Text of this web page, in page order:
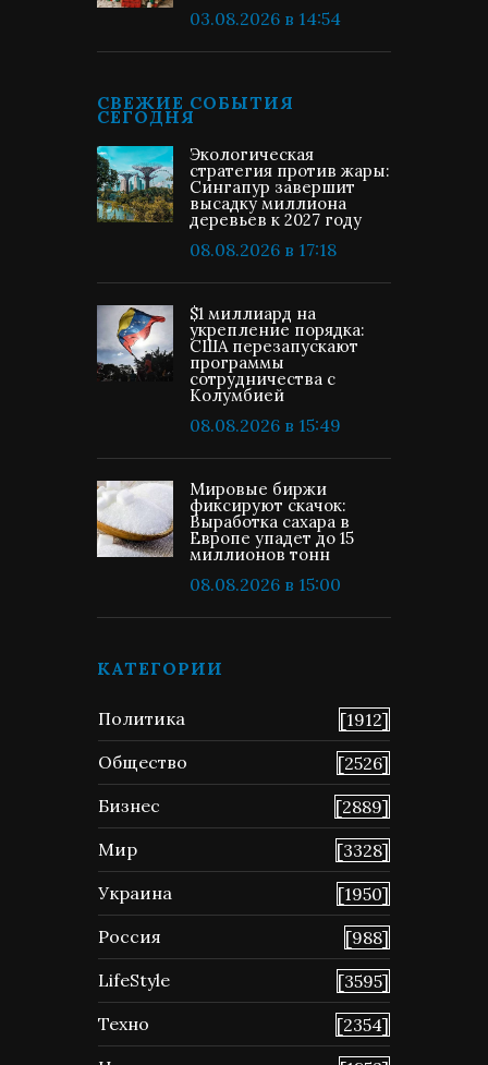
03.08.2026 в 14:54
СВЕЖИЕ СОБЫТИЯ
СЕГОДНЯ
Экологическая
стратегия против жары:
Сингапур завершит
высадку миллиона
деревьев к 2027 году
08.08.2026 в 17:18
$1 миллиард на
укрепление порядка:
США перезапускают
программы
сотрудничества с
Колумбией
08.08.2026 в 15:49
Мировые биржи
фиксируют скачок:
Выработка сахара в
Европе упадет до 15
миллионов тонн
08.08.2026 в 15:00
КАТЕГОРИИ
Политика
[1912]
Общество
[2526]
Бизнес
[2889]
Мир
[3328]
Украина
[1950]
Россия
[988]
LifeStyle
[3595]
Техно
[2354]